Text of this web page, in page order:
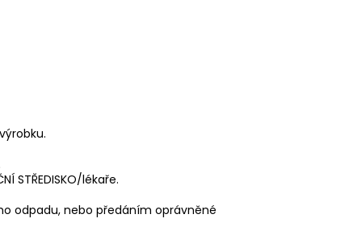
STŘEDISKO/lékaře.
odpadu, nebo předáním oprávněné